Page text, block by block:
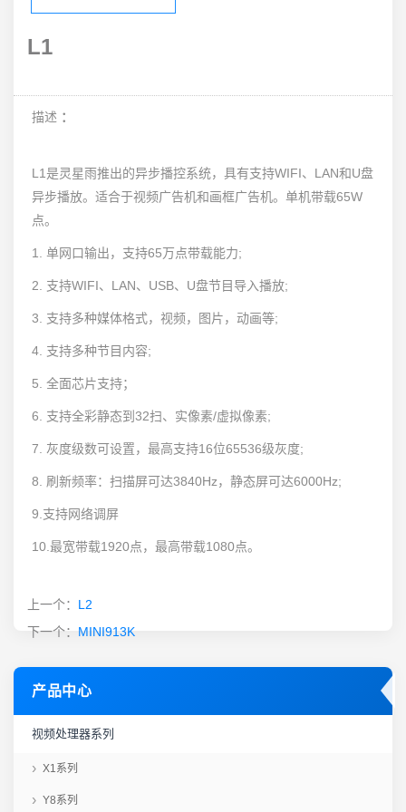
L1
描述 ：
L1是灵星雨推出的异步播控系统，具有支持WIFI、LAN和U盘
异步播放。适合于视频广告机和画框广告机。单机带载65W
点。
1. 单网口输出，支持65万点带载能力;
2. 支持WIFI、LAN、USB、U盘节目导入播放;
3. 支持多种媒体格式，视频，图片，动画等;
4. 支持多种节目内容;
5. 全面芯片支持；
6. 支持全彩静态到32扫、实像素/虚拟像素;
7. 灰度级数可设置，最高支持16位65536级灰度;
8. 刷新频率：扫描屏可达3840Hz，静态屏可达6000Hz;
9.支持网络调屏
10.最宽带载1920点，最高带载1080点。
上一个： L2
下一个： MINI913K
产品中心
视频处理器系列
X1系列
Y8系列